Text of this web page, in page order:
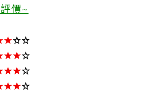
價~
★☆☆
★★☆
★★☆
★★☆